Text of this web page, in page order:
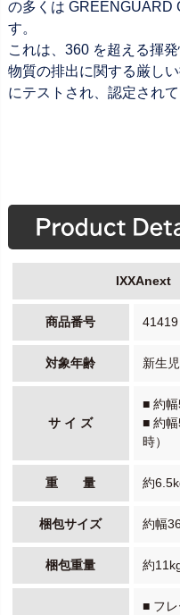
の多くは GREENGUARD
す。
これは、360 を超える揮
物質の排出に関する厳し
にテストされ、認定され
IXXAnext
商品番号 41419
対象年齢 新生
サ イ ズ
■ 約
■ 約
時）
重 量 約
梱包サイズ 約幅
梱包重量 約
■ フ